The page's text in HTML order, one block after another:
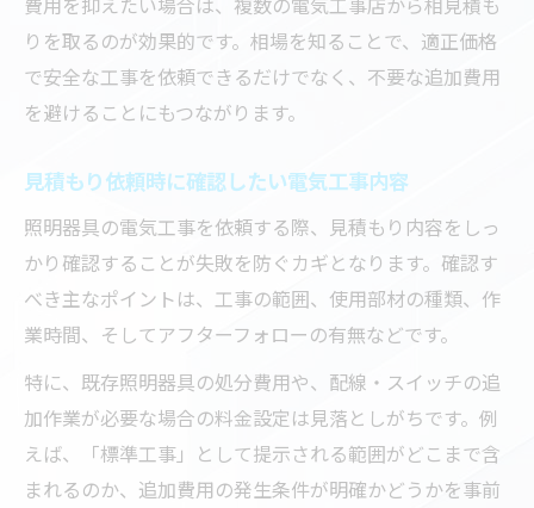
りを取るのが効果的です。相場を知ることで、適正価格
で安全な工事を依頼できるだけでなく、不要な追加費用
を避けることにもつながります。
見積もり依頼時に確認したい電気工事内容
照明器具の電気工事を依頼する際、見積もり内容をしっ
かり確認することが失敗を防ぐカギとなります。確認す
べき主なポイントは、工事の範囲、使用部材の種類、作
業時間、そしてアフターフォローの有無などです。
特に、既存照明器具の処分費用や、配線・スイッチの追
加作業が必要な場合の料金設定は見落としがちです。例
えば、「標準工事」として提示される範囲がどこまで含
まれるのか、追加費用の発生条件が明確かどうかを事前